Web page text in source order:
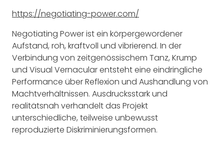
https://negotiating-power.com/
Negotiating Power ist ein körpergewordener
Aufstand, roh, kraftvoll und vibrierend. In der
Verbindung von zeitgenössischem Tanz, Krump
und Visual Vernacular entsteht eine eindringliche
Performance über Reflexion und Aushandlung von
Machtverhältnissen. Ausdrucksstark und
realitätsnah verhandelt das Projekt
unterschiedliche, teilweise unbewusst
reproduzierte Diskriminierungsformen.